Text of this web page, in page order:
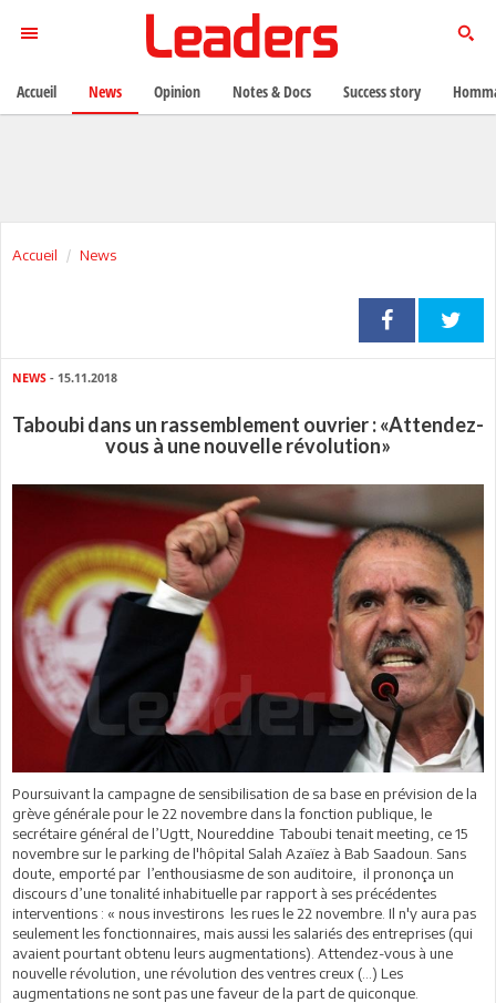
Accueil News
NEWS - 15.11.2018
Taboubi dans un rassemblement ouvrier : «Attendez-
vous à une nouvelle révolution»
Poursuivant la campagne de sensibilisation de sa base en prévision de la
grève générale pour le 22 novembre dans la fonction publique, le
secrétaire général de l’Ugtt, Noureddine Taboubi tenait meeting, ce 15
novembre sur le parking de l'hôpital Salah Azaïez à Bab Saadoun. Sans
doute, emporté par l’enthousiasme de son auditoire, il prononça un
discours d’une tonalité inhabituelle par rapport à ses précédentes
interventions : « nous investirons les rues le 22 novembre. Il n'y aura pas
seulement les fonctionnaires, mais aussi les salariés des entreprises (qui
avaient pourtant obtenu leurs augmentations). Attendez-vous à une
nouvelle révolution, une révolution des ventres creux (…) Les
augmentations ne sont pas une faveur de la part de quiconque.
Accueil News Opinion Notes & Docs Success story